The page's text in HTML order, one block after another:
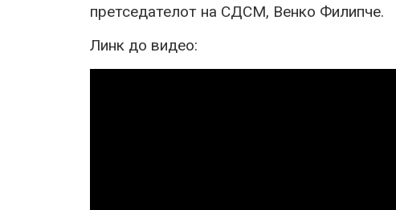
претседателот на СДСМ, Венко Филипче.
Линк до видео: